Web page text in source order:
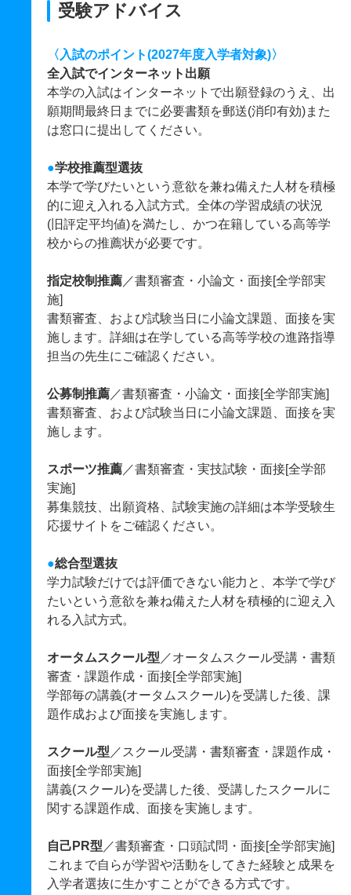
受験アドバイス
〈入試のポイント(2027年度入学者対象)〉
全入試でインターネット出願
本学の入試はインターネットで出願登録のうえ、出
願期間最終日までに必要書類を郵送(消印有効)また
は窓口に提出してください。
●学校推薦型選抜
本学で学びたいという意欲を兼ね備えた人材を積極
的に迎え入れる入試方式。全体の学習成績の状況
(旧評定平均値)を満たし、かつ在籍している高等学
校からの推薦状が必要です。
指定校制推薦 ／書類審査・小論文・面接[全学部実
施]
書類審査、および試験当日に小論文課題、面接を実
施します。詳細は在学している高等学校の進路指導
担当の先生にご確認ください。
公募制推薦 ／書類審査・小論文・面接[全学部実施]
書類審査、および試験当日に小論文課題、面接を実
施します。
スポーツ推薦 ／書類審査・実技試験・面接[全学部
実施]
募集競技、出願資格、試験実施の詳細は本学受験生
応援サイトをご確認ください。
●総合型選抜
学力試験だけでは評価できない能力と、本学で学び
たいという意欲を兼ね備えた人材を積極的に迎え入
れる入試方式。
オータムスクール型 ／オータムスクール受講・書類
審査・課題作成・面接[全学部実施]
学部毎の講義(オータムスクール)を受講した後、課
題作成および面接を実施します。
スクール型 ／スクール受講・書類審査・課題作成・
面接[全学部実施]
講義(スクール)を受講した後、受講したスクールに
関する課題作成、面接を実施します。
自己PR型 ／書類審査・口頭試問・面接[全学部実施]
これまで自らが学習や活動をしてきた経験と成果を
入学者選抜に生かすことができる方式です。